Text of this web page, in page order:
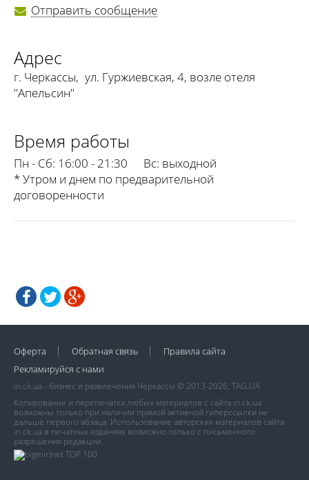
Отправить сообщение
Адрес
г. Черкассы, ул. Гуржиевская, 4, возле отеля
"Апельсин"
Время работы
Пн - Сб: 16:00 - 21:30 Вс: выходной
* Утром и днем по предварительной
договоренности
Оферта Обратная связь
Правила сайта
Рекламируйся с нами
in.ck.ua - бизнес и развлечения Черкассы © 2013-2026, TAG.UA
Копирование и перепечатка любых материалов с сайта in.ck.ua
возможны только при наличии прямой активной гиперссылки не
дальше первого абзаца. Использование авторских материалов сайта
in.ck.ua в печатных изданиях возможно только с письменного
разрешения редакции.